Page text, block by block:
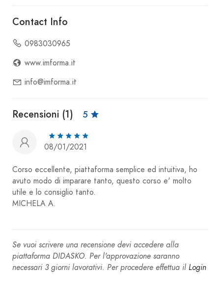
Contact Info
0983030965
www.imforma.it
info@imforma.it
Recensioni (1) 5
08/01/2021
Corso eccellente, piattaforma semplice ed intuitiva, ho
avuto modo di imparare tanto, questo corso e' molto
utile e lo consiglio tanto.
MICHELA A.
Se vuoi scrivere una recensione devi accedere alla
piattaforma DIDASKO. Per l'approvazione saranno
necessari 3 giorni lavorativi. Per procedere effettua il Login